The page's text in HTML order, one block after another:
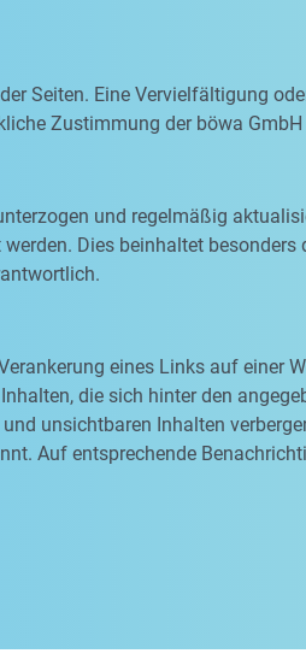
Seiten. Eine Vervielfältigung
Zustimmung der böwa
und regelmäßig
Dies beinhaltet besonders
eines Links auf einer
die sich hinter den
unsichtbaren Inhalten
Auf entsprechende